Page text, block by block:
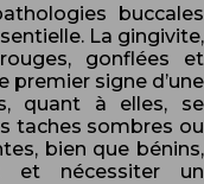
buccales
La gingivite,
gonflées et
premier signe d’une
quant à elles, se
taches sombres ou
bien que bénins,
et nécessiter un